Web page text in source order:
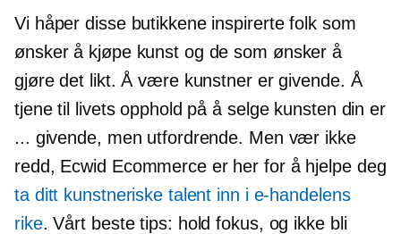
Vi håper disse butikkene inspirerte folk som
ønsker å kjøpe kunst og de som ønsker å
gjøre det likt. Å være kunstner er givende. Å
tjene til livets opphold på å selge kunsten din er
... givende, men utfordrende. Men vær ikke
redd, Ecwid Ecommerce er her for å hjelpe deg
ta ditt kunstneriske talent inn i e-handelens
rike. Vårt beste tips: hold fokus, og ikke bli